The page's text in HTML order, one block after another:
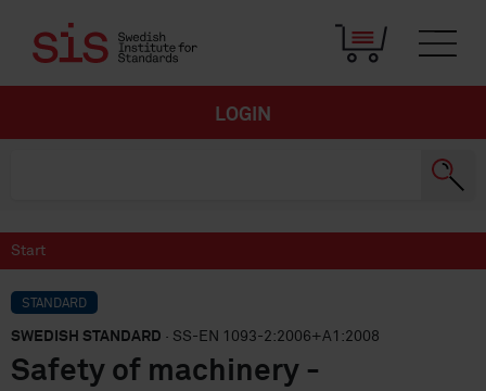
LOGIN
Start
STANDARD
SWEDISH STANDARD · SS-EN 1093-2:2006+A1:2008
Safety of machinery -